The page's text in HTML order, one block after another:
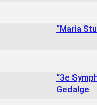
“Maria
“3e
Gedalge